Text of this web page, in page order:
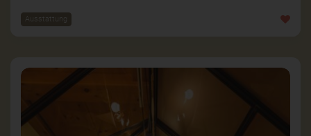
Ausstattung